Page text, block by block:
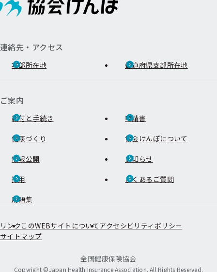
連絡先・アクセス
本部所在地 都道府県支部所在地
ご案内
給付と手続き 申請書
健康づくり 協会けんぽについて
情報公開 お知らせ
採用 よくあるご質問
用語集
リンク このWEBサイトについてアクセシビリティポリシー
サイトマップ
全国健康保険協会
Copyright ©Japan Health Insurance Association. All Rights Reserved.